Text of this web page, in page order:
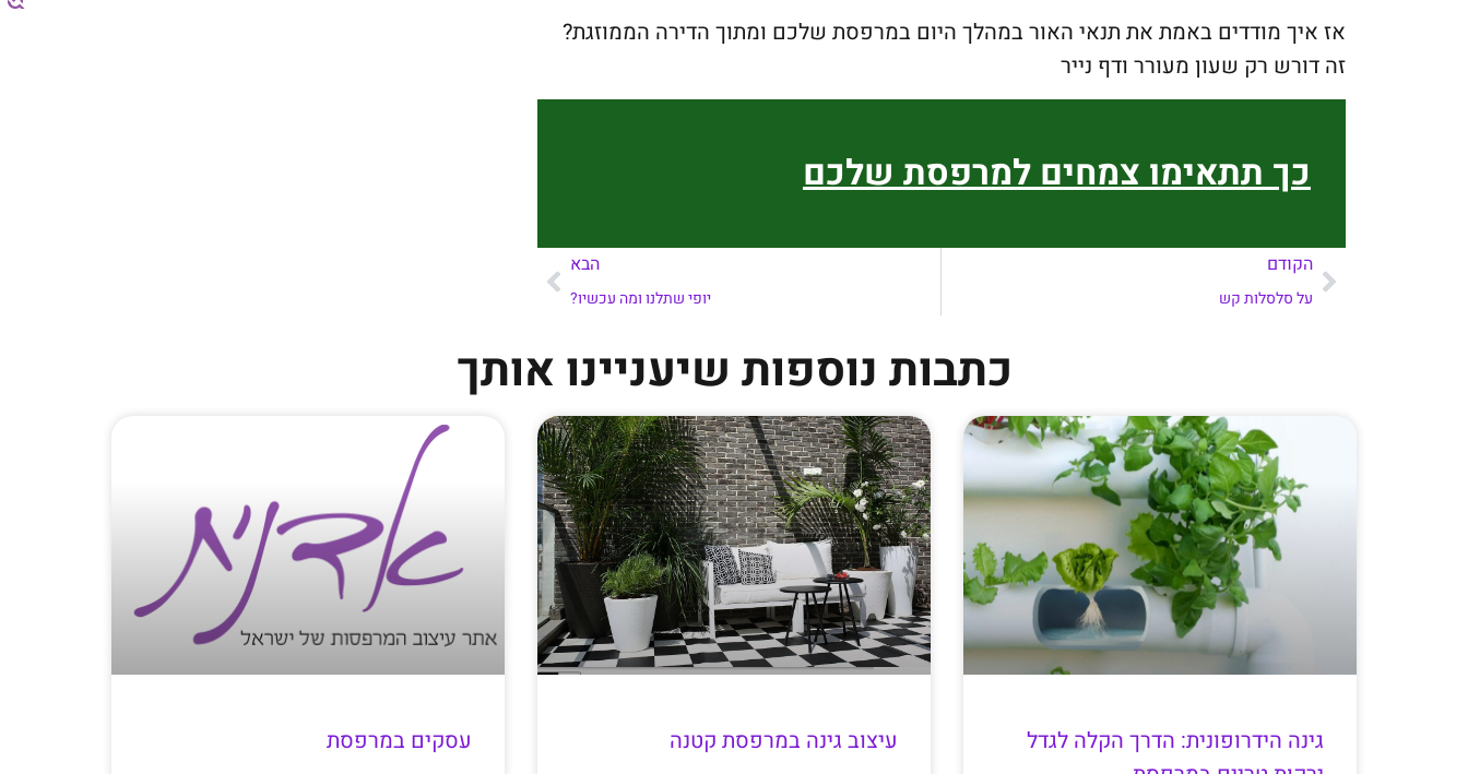
אז איך מודדים באמת את תנאי האור במהלך היום במרפסת שלכם ומתוך הדירה הממוזגת?
זה דורש רק שעון מעורר ודף נייר
כך תתאימו צמחים למרפסת שלכם
הקודם
על סלסלות קש
הבא
יופי שתלנו ומה עכשיו?
כתבות נוספות שיעניינו אותך
גינה הידרופונית: הדרך הקלה לגדל
עיצוב גינה במרפסת קטנה עסקים במרפסת